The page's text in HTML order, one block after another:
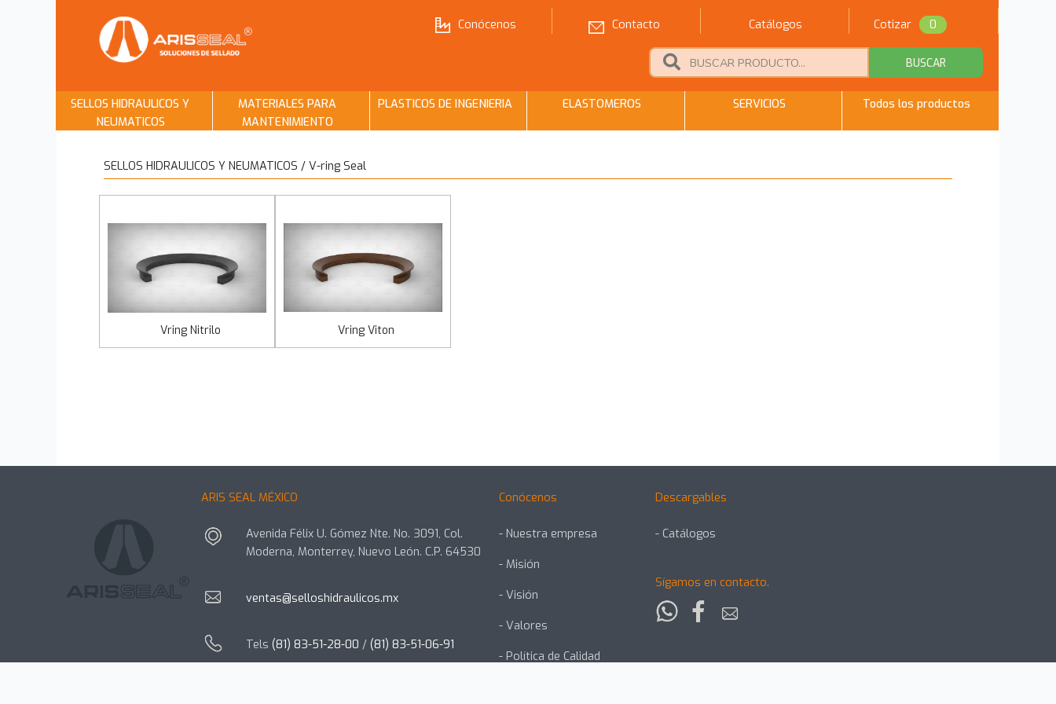
Cotizar 0
Catálogos
Contacto
Conócenos
BUSCAR
SELLOS HIDRAULICOS Y
NEUMATICOS
MATERIALES PARA
MANTENIMIENTO
PLASTICOS DE INGENIERIA ELASTOMEROS SERVICIOS Todos los productos
SELLOS HIDRAULICOS Y NEUMATICOS / V-ring Seal
Vring Nitrilo Vring Viton
ARIS SEAL MÉXICO
Avenida Félix U. Gómez Nte. No. 3091, Col.
Moderna, Monterrey, Nuevo León. C.P. 64530
ventas@selloshidraulicos.mx
Tels (81) 83-51-28-00 / (81) 83-51-06-91
Conócenos
- Nuestra empresa
- Misión
- Visión
- Valores
- Política de Calidad
Descargables
- Catálogos
Sígamos en contacto.